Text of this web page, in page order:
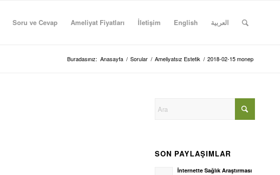
Soru ve Cevap Ameliyat Fiyatları İletişim English العربية
Buradasınız: Anasayfa / Sorular / Ameliyatsız Estetik / 2018-02-15 monep
SON PAYLAŞIMLAR
İnternette Sağlık Araştırması